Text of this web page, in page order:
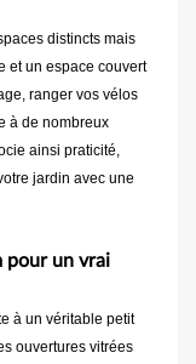
distincts mais
et un espace couvert
ranger vos vélos
à de nombreux
ainsi praticité,
jardin avec une
pour un vrai
à un véritable petit
ouvertures vitrées